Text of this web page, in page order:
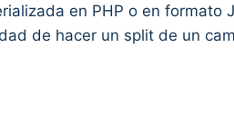
en PHP o en formato
de hacer un split de un